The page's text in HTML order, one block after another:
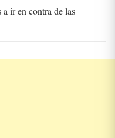
ir en contra de las